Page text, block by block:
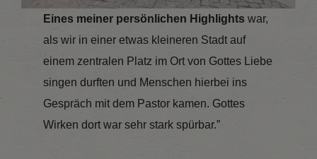
Eines meiner persönlichen Highlights war,
als wir in einer etwas kleineren Stadt auf
einem zentralen Platz im Ort von Gottes Liebe
singen durften und Menschen hierbei ins
Gespräch mit dem Pastor kamen. Gottes
Wirken dort war sehr stark spürbar.”